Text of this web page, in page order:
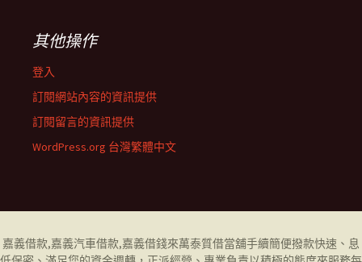
其他操作
登入
訂閱網站內容的資訊提供
訂閱留言的資訊提供
WordPress.org 台灣繁體中文
嘉義借款,嘉義汽車借款,嘉義借錢來萬泰質借當舖手續簡便撥款快速、息